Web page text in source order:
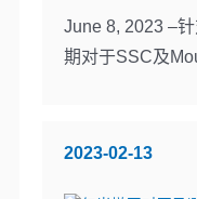
June 8, 2023 –
期对于SSC及
2023-02-13